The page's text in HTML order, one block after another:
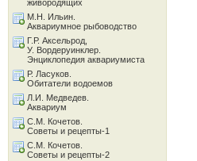
живородящих
М.Н. Ильин.
Аквариумное рыбоводство
Г.Р. Аксельрод,
У. Вордеруинклер.
Энциклопедия аквариумиста
Р. Ласуков.
Обитатели водоемов
Л.И. Медведев.
Аквариум
С.М. Кочетов.
Советы и рецепты-1
С.М. Кочетов.
Советы и рецепты-2